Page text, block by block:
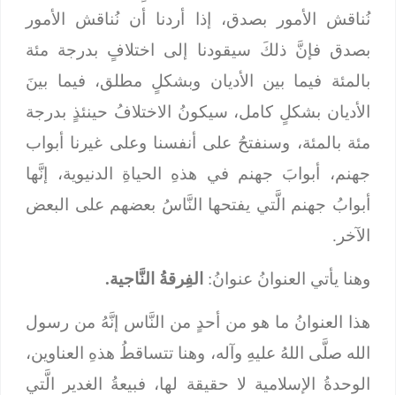
نُناقش الأمور بصدق، إذا أردنا أن نُناقش الأمور
بصدق فإنَّ ذلكَ سيقودنا إلى اختلافٍ بدرجة مئة
بالمئة فيما بين الأديان وبشكلٍ مطلق، فيما بينَ
الأديان بشكلٍ كامل، سيكونُ الاختلافُ حينئذٍ بدرجة
مئة بالمئة، وسنفتحُ على أنفسنا وعلى غيرنا أبواب
جهنم، أبوابَ جهنم في هذهِ الحياةِ الدنيوية، إنَّها
أبوابُ جهنم الَّتي يفتحها النَّاسُ بعضهم على البعض
الآخر.
وهنا يأتي العنوانُ عنوانُ:الفِرقةُ النَّاجية.
هذا العنوانُ ما هو من أحدٍ من النَّاس إنَّهُ من رسول
الله صلَّى اللهُ عليهِ وآله، وهنا تتساقطُ هذهِ العناوين،
الوحدةُ الإسلامية لا حقيقة لها، فبيعةُ الغدير الَّتي